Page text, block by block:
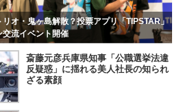
リオ・鬼ヶ島解散？投票アプリ「TIPSTAR」
交流イベント開催
斎藤元彦兵庫県知事「公職選挙法違
反疑惑」に揺れる美人社長の知られ
ざる素顔